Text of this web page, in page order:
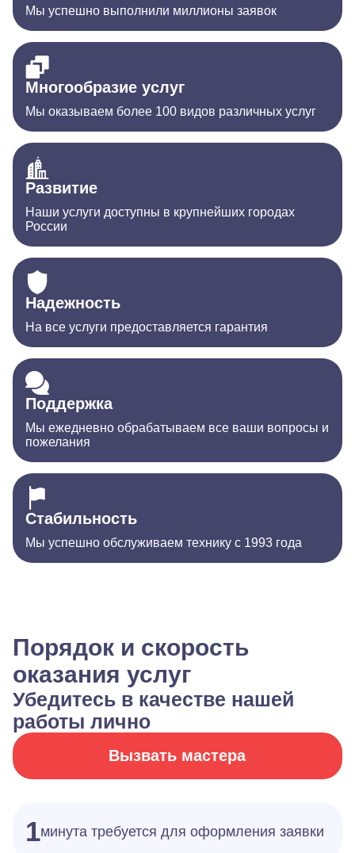
Мы успешно выполнили миллионы заявок
Многообразие услуг
Мы оказываем более 100 видов различных услуг
Развитие
Наши услуги доступны в крупнейших городах
России
Надежность
На все услуги предоставляется гарантия
Поддержка
Мы ежедневно обрабатываем все ваши вопросы и
пожелания
Стабильность
Мы успешно обслуживаем технику с 1993 года
Порядок и скорость
оказания услуг
Убедитесь в качестве нашей
работы лично
Вызвать мастера
1минута требуется для оформления заявки